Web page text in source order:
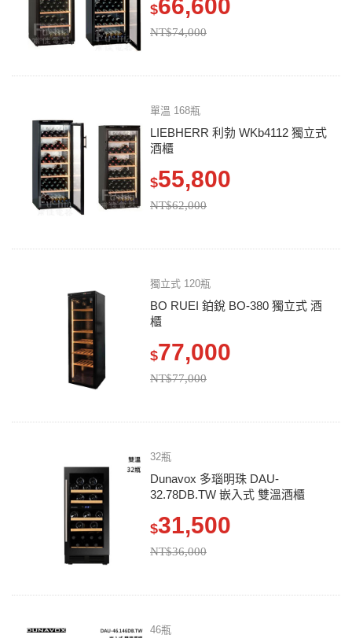
$66,600
NT$74,000
單溫 168瓶
LIEBHERR 利勃 WKb4112 獨立式
酒櫃
$55,800
NT$62,000
獨立式 120瓶
BO RUEI 鉑銳 BO-380 獨立式 酒
櫃
$77,000
NT$77,000
32瓶
Dunavox 多瑙明珠 DAU-
32.78DB.TW 嵌入式 雙溫酒櫃
$31,500
NT$36,000
46瓶